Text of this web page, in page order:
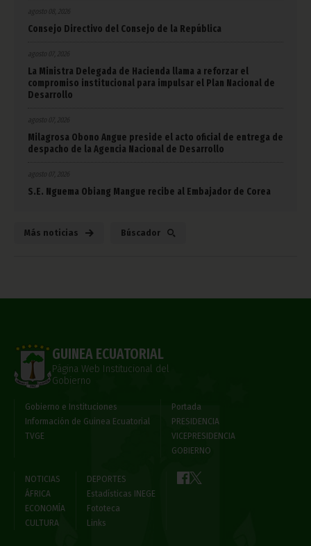
agosto 08, 2026
Consejo Directivo del Consejo de la República
agosto 07, 2026
La Ministra Delegada de Hacienda llama a reforzar el
compromiso institucional para impulsar el Plan Nacional de
Desarrollo
agosto 07, 2026
Milagrosa Obono Angue preside el acto oficial de entrega de
despacho de la Agencia Nacional de Desarrollo
agosto 07, 2026
S.E. Nguema Obiang Mangue recibe al Embajador de Corea
Más noticias Búscador
GUINEA ECUATORIAL
Página Web Institucional del
Gobierno
Gobierno e Instituciones
Información de Guinea Ecuatorial
TVGE
Portada
PRESIDENCIA
VICEPRESIDENCIA
GOBIERNO
NOTICIAS
ÁFRICA
ECONOMÍA
CULTURA
DEPORTES
Estadísticas INEGE
Fototeca
Links